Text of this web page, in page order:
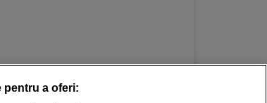
pentru a oferi: